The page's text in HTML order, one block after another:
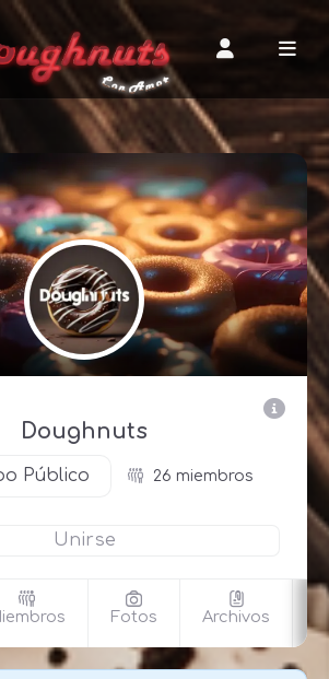
Doughnuts
Público 26 miembros
Unirse
Fotos Archivos